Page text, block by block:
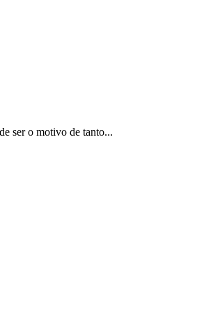
ser o motivo de tanto...